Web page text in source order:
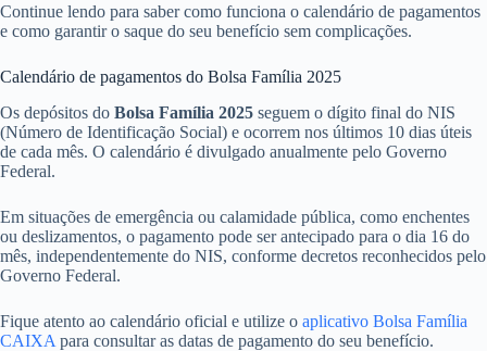
Continue lendo para saber como funciona o calendário de pagamentos
e como garantir o saque do seu benefício sem complicações.
Calendário de pagamentos do Bolsa Família 2025
Os depósitos do Bolsa Família 2025 seguem o dígito final do NIS
(Número de Identificação Social) e ocorrem nos últimos 10 dias úteis
de cada mês. O calendário é divulgado anualmente pelo Governo
Federal.
Em situações de emergência ou calamidade pública, como enchentes
ou deslizamentos, o pagamento pode ser antecipado para o dia 16 do
mês, independentemente do NIS, conforme decretos reconhecidos pelo
Governo Federal.
Fique atento ao calendário oficial e utilize o aplicativo Bolsa Família
CAIXA para consultar as datas de pagamento do seu benefício.